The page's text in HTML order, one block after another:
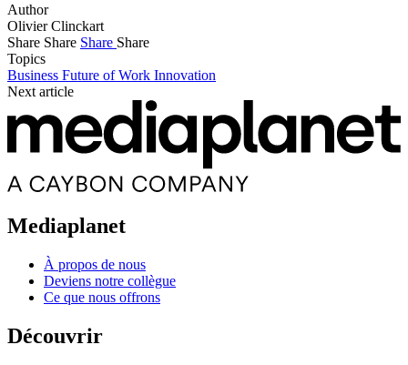
Author
Olivier Clinckart
Share Share Share Share
Topics
Business Future of Work Innovation
Next article
Mediaplanet
À propos de nous
Deviens notre collègue
Ce que nous offrons
Découvrir